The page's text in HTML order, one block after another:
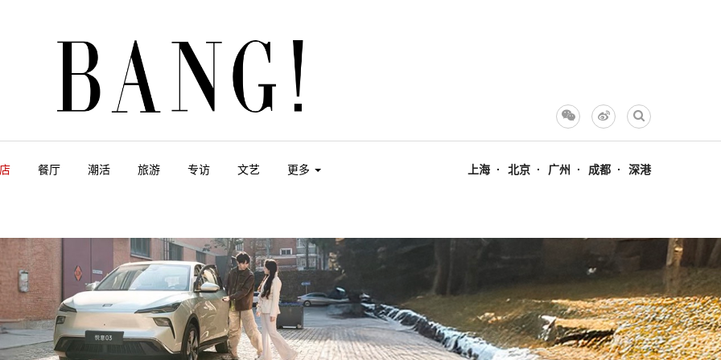
上海 北京 广州 成都 深港
餐厅 潮活 旅游 专访 文艺 更多